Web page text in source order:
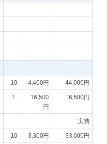
10 4,400円 44,000円
1
16,500
円
16,500円
実費
10 3,300円 33,000円